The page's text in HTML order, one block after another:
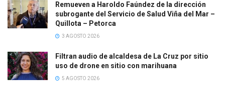
Remueven a Haroldo Faúndez de la dirección
subrogante del Servicio de Salud Viña del Mar –
Quillota – Petorca
3 AGOSTO 2026
Filtran audio de alcaldesa de La Cruz por sitio
uso de drone en sitio con marihuana
5 AGOSTO 2026